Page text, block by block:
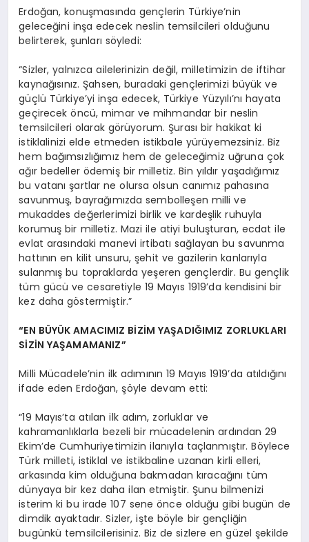
Erdoğan, konuşmasında gençlerin Türkiye’nin
geleceğini inşa edecek neslin temsilcileri olduğunu
belirterek, şunları söyledi:
“Sizler, yalnızca ailelerinizin değil, milletimizin de iftihar
kaynağısınız. Şahsen, buradaki gençlerimizi büyük ve
güçlü Türkiye’yi inşa edecek, Türkiye Yüzyılı’nı hayata
geçirecek öncü, mimar ve mihmandar bir neslin
temsilcileri olarak görüyorum. Şurası bir hakikat ki
istiklalinizi elde etmeden istikbale yürüyemezsiniz. Biz
hem bağımsızlığımız hem de geleceğimiz uğruna çok
ağır bedeller ödemiş bir milletiz. Bin yıldır yaşadığımız
bu vatanı şartlar ne olursa olsun canımız pahasına
savunmuş, bayrağımızda sembolleşen milli ve
mukaddes değerlerimizi birlik ve kardeşlik ruhuyla
korumuş bir milletiz. Mazi ile atiyi buluşturan, ecdat ile
evlat arasındaki manevi irtibatı sağlayan bu savunma
hattının en kilit unsuru, şehit ve gazilerin kanlarıyla
sulanmış bu topraklarda yeşeren gençlerdir. Bu gençlik
tüm gücü ve cesaretiyle 19 Mayıs 1919’da kendisini bir
kez daha göstermiştir.”
“EN BÜYÜK AMACIMIZ BİZİM YAŞADIĞIMIZ ZORLUKLARI
SİZİN YAŞAMAMANIZ”
Milli Mücadele’nin ilk adımının 19 Mayıs 1919’da atıldığını
ifade eden Erdoğan, şöyle devam etti:
“19 Mayıs’ta atılan ilk adım, zorluklar ve
kahramanlıklarla bezeli bir mücadelenin ardından 29
Ekim’de Cumhuriyetimizin ilanıyla taçlanmıştır. Böylece
Türk milleti, istiklal ve istikbaline uzanan kirli elleri,
arkasında kim olduğuna bakmadan kıracağını tüm
dünyaya bir kez daha ilan etmiştir. Şunu bilmenizi
isterim ki bu irade 107 sene önce olduğu gibi bugün de
dimdik ayaktadır. Sizler, işte böyle bir gençliğin
bugünkü temsilcilerisiniz. Biz de sizlere en güzel şekilde